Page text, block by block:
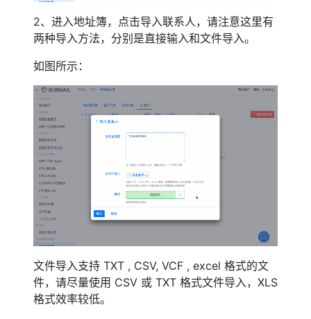
2、进入地址簿，点击导入联系人，请注意这里有
两种导入方法，分别是直接输入和文件导入。
如图所示：
文件导入支持 TXT , CSV, VCF , excel 格式的文
件，请尽量使用 CSV 或 TXT 格式文件导入，XLS
格式效率较低。